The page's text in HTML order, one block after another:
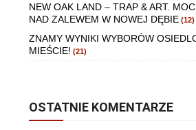
NEW OAK LAND – TRAP & ART.
NAD ZALEWEM W NOWEJ DĘBIE (12)
ZNAMY WYNIKI WYBORÓW
MIEŚCIE! (21)
OSTATNIE KOMENTARZE